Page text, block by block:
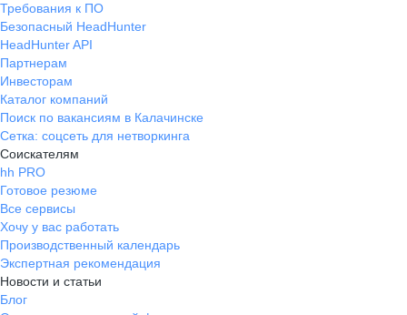
Требования к ПО
Безопасный HeadHunter
HeadHunter API
Партнерам
Инвесторам
Каталог компаний
Поиск по вакансиям в Калачинске
Сетка: соцсеть для нетворкинга
Соискателям
hh PRO
Готовое резюме
Все сервисы
Хочу у вас работать
Производственный календарь
Экспертная рекомендация
Новости и статьи
Блог